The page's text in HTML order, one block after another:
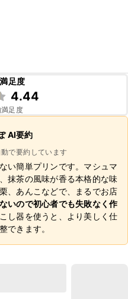
足度
4.44
足度
AI要約
で要約しています
い簡単プリンです。マシュマ
抹茶の風味が香る本格的な味
、あんこなどで、まるでお店
いので初心者でも失敗なく作
し器を使うと、より美しく仕
できます。